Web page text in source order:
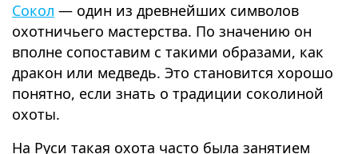
Сокол — один из древнейших символов
охотничьего мастерства. По значению он
вполне сопоставим с такими образами, как
дракон или медведь. Это становится хорошо
понятно, если знать о традиции соколиной
охоты.
На Руси такая охота часто была занятием